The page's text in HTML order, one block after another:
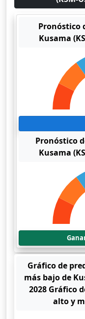
Pronóstico
Kusama
Pronóstico
Kusama
Gráfico de
más bajo de
2028 Gráfico
alto y